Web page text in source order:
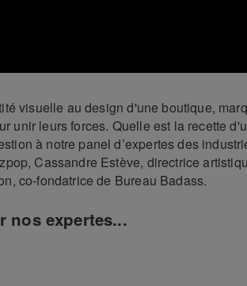
visuelle au design d'une boutique,
unir leurs forces. Quelle est la recette
à notre panel d’expertes des
Cassandre Estève, directrice
co-fondatrice de Bureau Badass.
nos expertes...